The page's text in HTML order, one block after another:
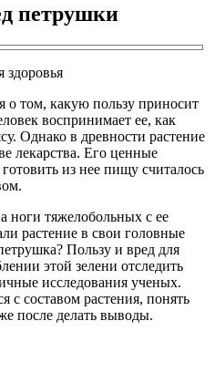
петрушки
о том, какую пользу приносит
воспринимает ее, как
Однако в древности растение
лекарства. Его ценные
из нее пищу считалось
ноги тяжелобольных с ее
растение в свои головные
Пользу и вред для
этой зелени отследить
исследования ученых.
с составом растения, понять
после делать выводы.